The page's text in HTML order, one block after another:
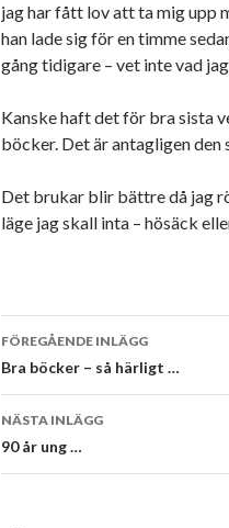
jag har fått lov att ta mig upp
han lade sig för en timme
gång tidigare – vet inte vad
Kanske haft det för bra sista
böcker. Det är antagligen
Det brukar blir bättre då jag
läge jag skall inta – hösäck
Inläggsnavigering
FÖREGÅENDE INLÄGG
Bra böcker – så härligt …
NÄSTA INLÄGG
90 år ung …